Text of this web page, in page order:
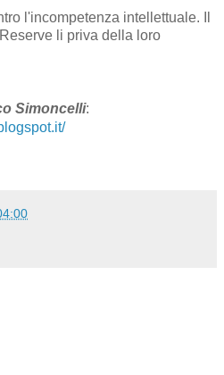
l'incompetenza intellettuale. Il
li priva della loro
Simoncelli: